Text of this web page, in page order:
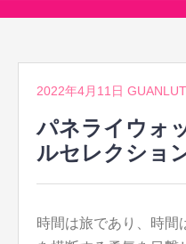
キコ
テ
2022年4月11日
パネライウォ
ルセレクショ
時間は旅であり、時間